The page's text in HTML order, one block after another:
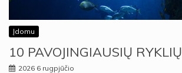
Įdomu
10 PAVOJINGIAUSIŲ RYKLIŲ
2026 6 rugpjūčio